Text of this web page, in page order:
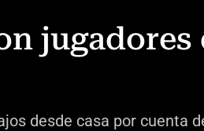
jugadores
desde casa por cuenta